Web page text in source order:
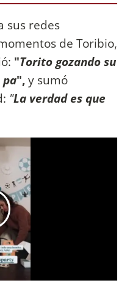
sus redes
de Toribio,
"Torito gozando su
pa",y sumó
"La verdad es que